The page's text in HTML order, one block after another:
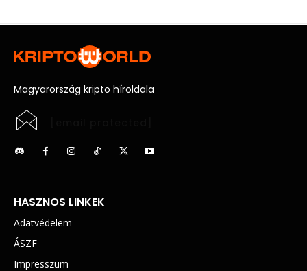
Magyarország kripto híroldala
HASZNOS LINKEK
Adatvédelem
ÁSZF
Impresszum